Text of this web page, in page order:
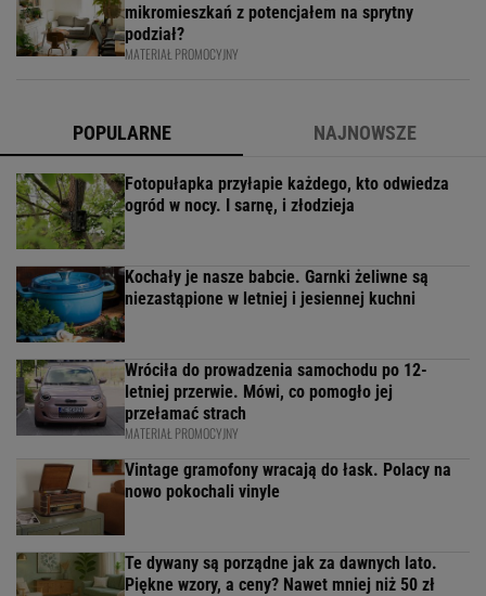
mikromieszkań z potencjałem na sprytny
podział?
MATERIAŁ PROMOCYJNY
POPULARNE NAJNOWSZE
Fotopułapka przyłapie każdego, kto odwiedza
ogród w nocy. I sarnę, i złodzieja
Kochały je nasze babcie. Garnki żeliwne są
niezastąpione w letniej i jesiennej kuchni
Wróciła do prowadzenia samochodu po 12-
letniej przerwie. Mówi, co pomogło jej
przełamać strach
MATERIAŁ PROMOCYJNY
Vintage gramofony wracają do łask. Polacy na
nowo pokochali vinyle
Te dywany są porządne jak za dawnych lato.
Piękne wzory, a ceny? Nawet mniej niż 50 zł